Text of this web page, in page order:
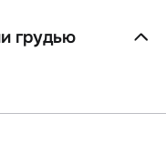
грудью